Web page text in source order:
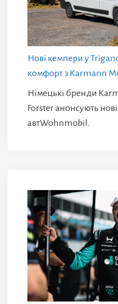
Нові кемпери у
комфорт з Karmann
Німецькі бренди
Forster анонсують
автWohnmobil.